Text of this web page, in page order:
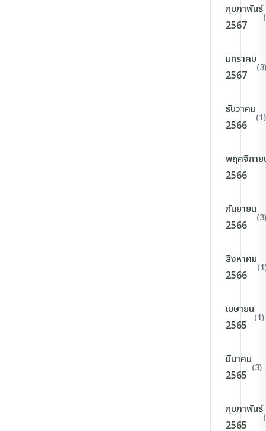
กุมภาพันธ์
2567
มกราคม
2567
(3)
ธันวาคม
2566
(1)
พฤศจิกาย
2566
กันยายน
2566
(3)
สิงหาคม
2566
เมษายน
2565
(1)
มีนาคม
2565
(3)
กุมภาพันธ์
2565